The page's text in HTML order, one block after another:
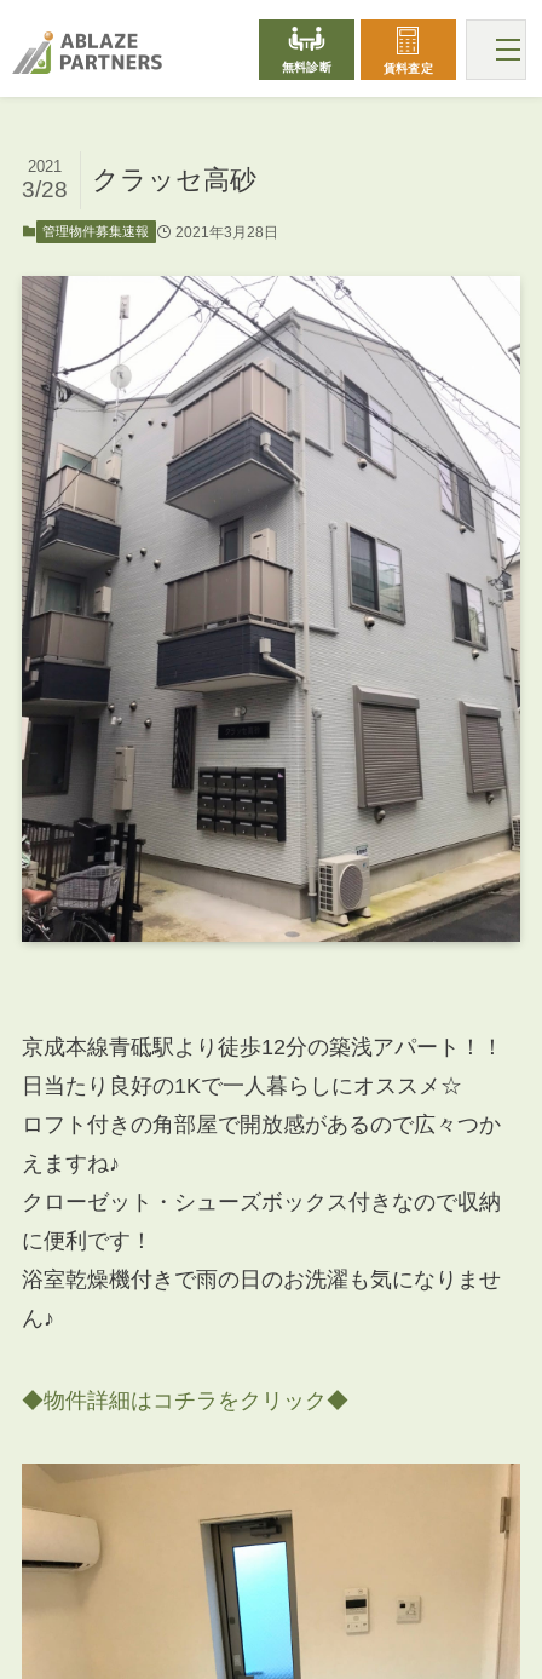
無料診断 賃料査定
クラッセ高砂
2021
3/28
管理物件募集速報 2021年3月28日
京成本線青砥駅より徒歩12分の築浅アパート！！
日当たり良好の1Kで一人暮らしにオススメ☆
ロフト付きの角部屋で開放感があるので広々つか
えますね♪
クローゼット・シューズボックス付きなので収納
に便利です！
浴室乾燥機付きで雨の日のお洗濯も気になりませ
ん♪
◆物件詳細はコチラをクリック◆